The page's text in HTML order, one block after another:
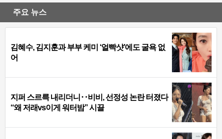
주요 뉴스
김혜수, 김지훈과 부부 케미 ‘얼빡샷’에도 굴욕 없
어
지퍼 스르륵 내리더니‥비비, 선정성 논란 터졌다
“왜 저래vs이게 워터밤” 시끌